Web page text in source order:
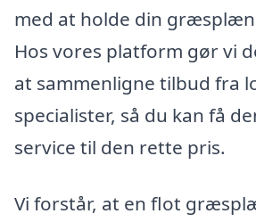
med at holde din
Hos vores platform gør vi
at sammenligne tilbud fra
specialister, så du kan få
service til den rette pris.
Vi forstår, at en flot